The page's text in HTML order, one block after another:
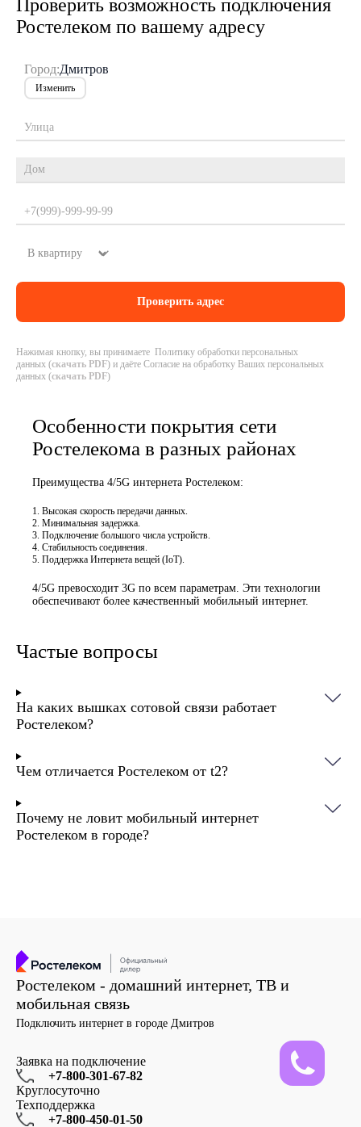
Проверить возможность подключения
Ростелеком по вашему адресу
Город:Дмитров
Изменить
Нажимая кнопку, вы принимаете Политику обработки персональных
данных (скачать PDF) и даёте Согласие на обработку Ваших персональных
данных (скачать PDF)
Особенности покрытия сети
Ростелекома в разных районах
Преимущества 4/5G интернета Ростелеком:
Высокая скорость передачи данных.
Минимальная задержка.
Подключение большого числа устройств.
Стабильность соединения.
Поддержка Интернета вещей (IoT).
4/5G превосходит 3G по всем параметрам. Эти технологии
обеспечивают более качественный мобильный интернет.
Частые вопросы
На каких вышках сотовой связи работает
Ростелеком?
Чем отличается Ростелеком от t2?
Почему не ловит мобильный интернет
Ростелеком в городе?
Ростелеком - домашний интернет, ТВ и
мобильная связь
Подключить интернет в городе Дмитров
Заявка на подключение
+7-800-301-67-82
Круглосуточно
Техподдержка
+7-800-450-01-50